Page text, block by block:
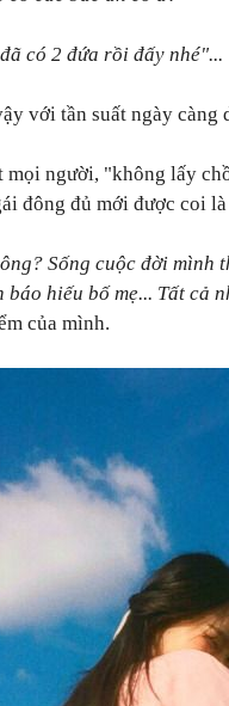
có 2 đứa rồi đấy nhé"...
với tần suất ngày
mọi người, "không lấy
đông đủ mới được coi
Sống cuộc đời mình
hiếu bố mẹ... Tất cả
của mình.